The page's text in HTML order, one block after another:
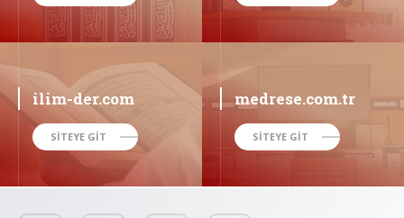
ilim-der.com
SİTEYE GİT
medrese.com.tr
SİTEYE GİT